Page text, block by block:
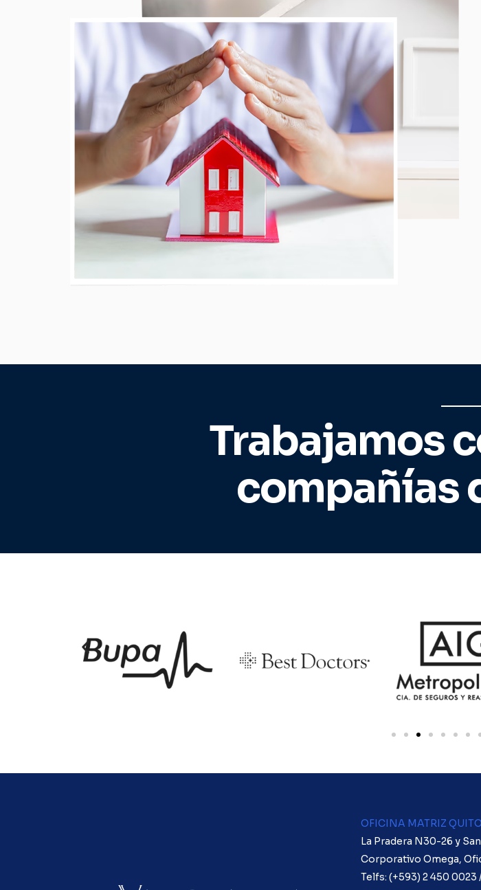
Trabajamos
compañías
OFICINA MATRIZ QUITO
La Pradera N30-26 y
Corporativo Omega,
Telfs: (+593) 2 450 0023